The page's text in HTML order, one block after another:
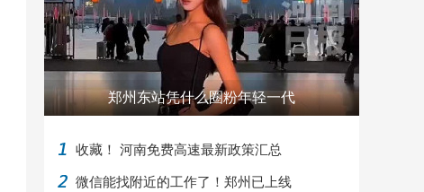
郑州东站凭什么圈粉年轻一代
收藏！ 河南免费高速最新政策汇总
微信能找附近的工作了！郑州已上线